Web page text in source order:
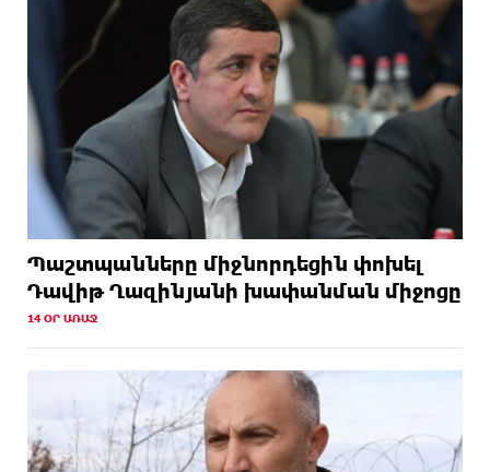
Պաշտպանները միջնորդեցին փոխել
Դավիթ Ղազինյանի խափանման միջոցը
14 ՕՐ ԱՌԱՋ